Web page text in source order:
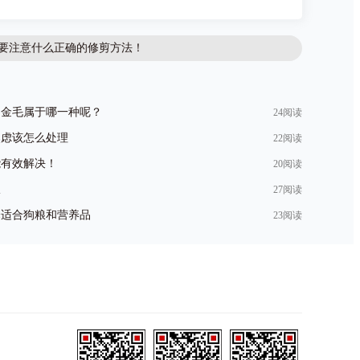
注意什么正确的修剪方法！
毛属于哪一种呢？ 24阅读
该怎么处理 22阅读
效解决！ 20阅读
27阅读
合狗粮和营养品 23阅读